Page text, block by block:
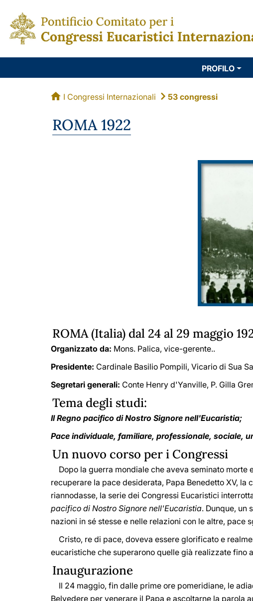
PROFILO
I Congressi Internazionali 53 congressi
ROMA 1922
ROMA (Italia) dal 24 al 29 maggio
Organizzato da: Mons. Palica, vice-gerente..
Presidente: Cardinale Basilio Pompili, Vicario di Sua
Segretari generali: Conte Henry d'Yanville, P. Gilla
Tema degli studi:
Il Regno pacifico di Nostro Signore nell'Eucaristia;
Pace individuale, familiare, professionale, sociale,
Un nuovo corso per i Congressi
Dopo la guerra mondiale che aveva seminato morte
recuperare la pace desiderata, Papa Benedetto XV,
riannodasse, la serie dei Congressi Eucaristici
pacifico di Nostro Signore nell'Eucaristia. Dunque, un
nazioni in sé stesse e nelle relazioni con le altre, pace
Cristo, re di pace, doveva essere glorificato e
eucaristiche che superarono quelle già realizzate fino
Inaugurazione
Il 24 maggio, fin dalle prime ore pomeridiane, le
Belvedere per venerare il Papa e ascoltarne la parola